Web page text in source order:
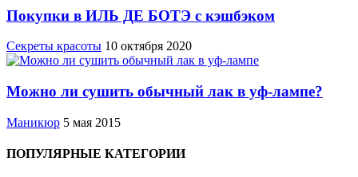
Покупки в ИЛЬ ДЕ БОТЭ с кэшбэком
Секреты красоты 10 октября 2020
Можно ли сушить обычный лак в уф-лампе?
Маникюр 5 мая 2015
ПОПУЛЯРНЫЕ КАТЕГОРИИ